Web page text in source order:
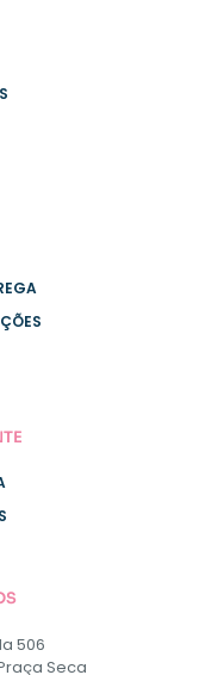
506
Seca